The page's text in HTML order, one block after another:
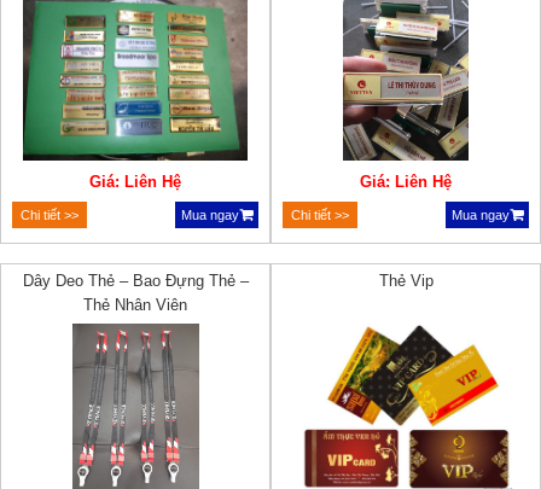
Giá: Liên Hệ
Chi tiết >> Mua ngay
Giá: Liên Hệ
Chi tiết >> Mua ngay
Dây Deo Thẻ – Bao Đựng Thẻ –
Thẻ Nhân Viên
Thẻ Vip